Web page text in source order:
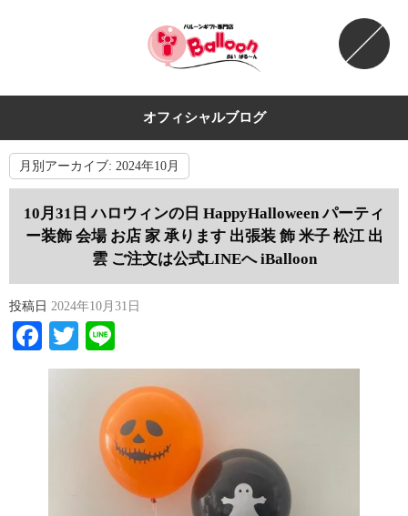
オフィシャルブログ
月別アーカイブ: 2024年10月
10月31日 ハロウィンの日 HappyHalloween パーティ
ー装飾 会場 お店 家 承ります 出張装 飾 米子 松江 出
雲 ご注文は公式LINEへ iBalloon
投稿日 2024年10月31日
Facebook
Twitter